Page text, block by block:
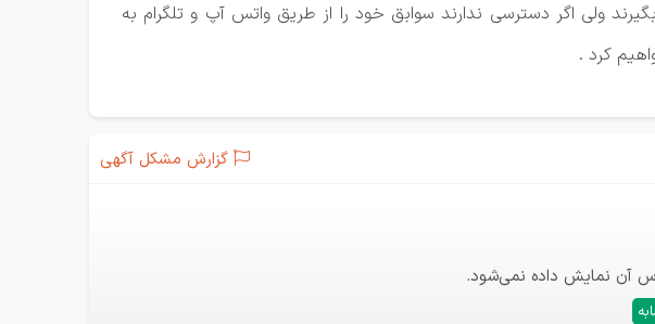
ولی اگر دسترسی ندارند سوابق خود را از طریق واتس آپ و تلگرام به
کرد .
گزارش مشکل آگهی
آن نمایش داده نمی‌شود.